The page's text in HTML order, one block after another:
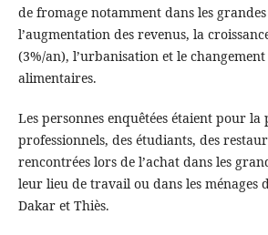
de fromage notamment dans les
l’augmentation des revenus, la
(3%/an), l’urbanisation et le
alimentaires.
Les personnes enquêtées étaient pour
professionnels, des étudiants, des
rencontrées lors de l’achat dans les
leur lieu de travail ou dans les ménages
Dakar et Thiès.